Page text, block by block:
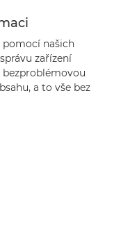
našich
zařízení
a to vše bez